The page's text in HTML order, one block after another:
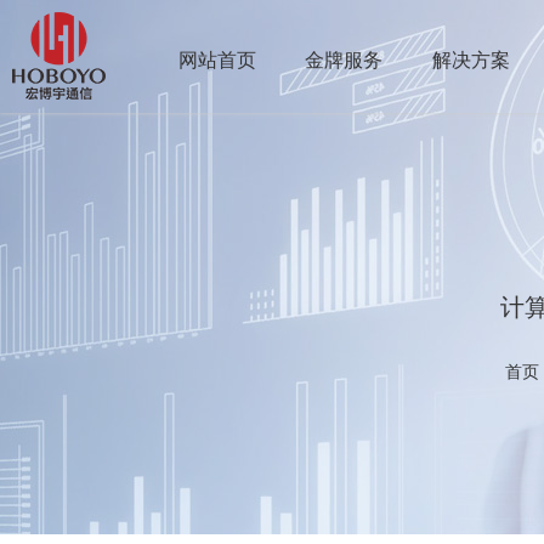
网站首页 金牌服务 解决方案
计
首页